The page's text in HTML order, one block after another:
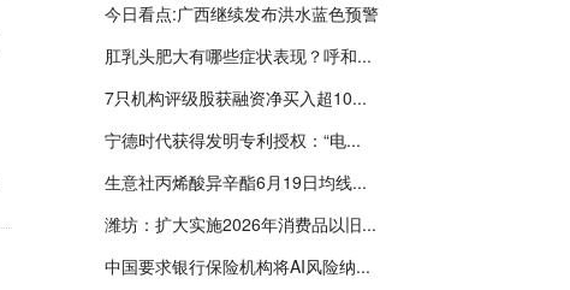
今日看点:广西继续发布洪水蓝色预警
肛乳头肥大有哪些症状表现？呼和...
7只机构评级股获融资净买入超10...
宁德时代获得发明专利授权：“电...
生意社丙烯酸异辛酯6月19日均线...
潍坊：扩大实施2026年消费品以旧...
中国要求银行保险机构将AI风险纳...